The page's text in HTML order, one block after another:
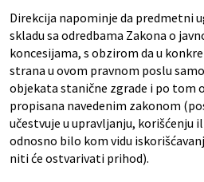
Direkcija napominje da predmetni
skladu sa odredbama Zakona o
koncesijama, s obzirom da u
strana u ovom pravnom poslu
objekata stanične zgrade i po tom
propisana navedenim zakonom
učestvuje u upravljanju, korišćenju
odnosno bilo kom vidu
niti će ostvarivati prihod).